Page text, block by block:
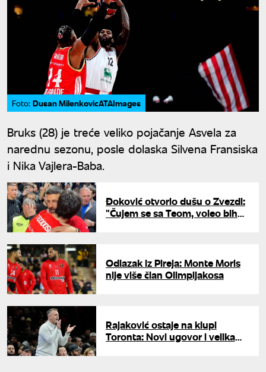
Foto: Dusan MilenkovicATAImages
Bruks (28) je treće veliko pojačanje Asvela za
narednu sezonu, posle dolaska Silvena Fransiska
i Nika Vajlera-Baba.
Đoković otvorio dušu o Zvezdi:
"Čujem se sa Teom, voleo bih
Odlazak iz Pireja: Monte Moris
nije više član Olimpijakosa
Rajaković ostaje na klupi
Toronta: Novi ugovor i velika